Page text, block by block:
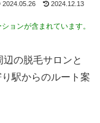
2024.05.26 2024.12.13
ョンが含まれています。
の脱毛サロンと
駅からのルート案